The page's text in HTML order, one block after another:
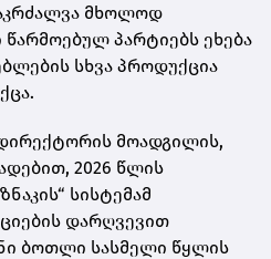
მხოლოდ
პარტიებს ეხება
სხვა პროდუქცია
მოადგილის,
2026 წლის
სისტემამ
დარღვევით
ბოთლი სასმელი წყლის